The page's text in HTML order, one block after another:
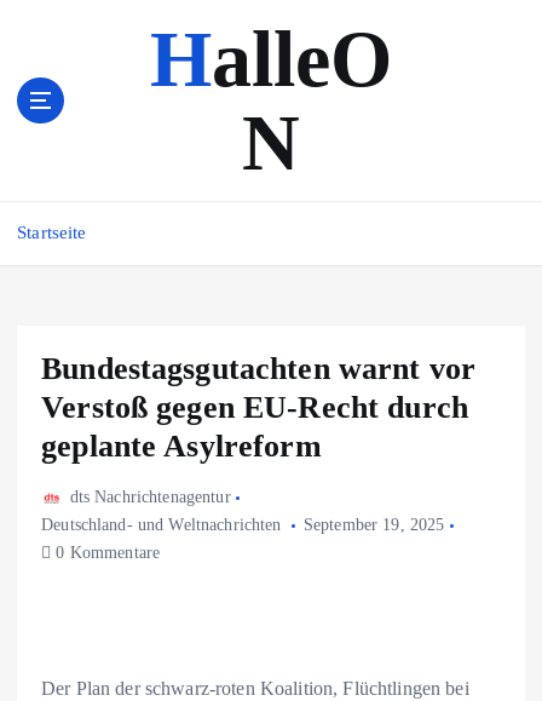
s
HalleO
N
Startseite
Bundestagsgutachten warnt vor
Verstoß gegen EU-Recht durch
geplante Asylreform
dts Nachrichtenagentur
Deutschland- und Weltnachrichten
September 19, 2025
0 Kommentare
Der Plan der schwarz-roten Koalition, Flüchtlingen bei